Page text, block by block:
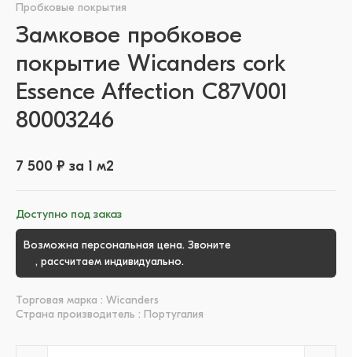
Пробковые покрытия
Замковое пробковое
покрытие Wicanders cork
Essence Affection C87V001
80003246
7 500 ₽ за 1 м2
Доступно под заказ
Возможна персональная цена. Звоните
, рассчитаем индивидуально.
Торговая марка : Wicanders
Страна производитель : Португалия